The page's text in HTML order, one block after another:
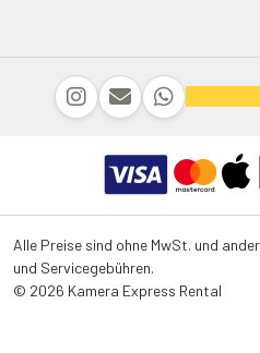
Alle Preise sind ohne MwSt. und
und Servicegebühren.
© 2026 Kamera Express Rental